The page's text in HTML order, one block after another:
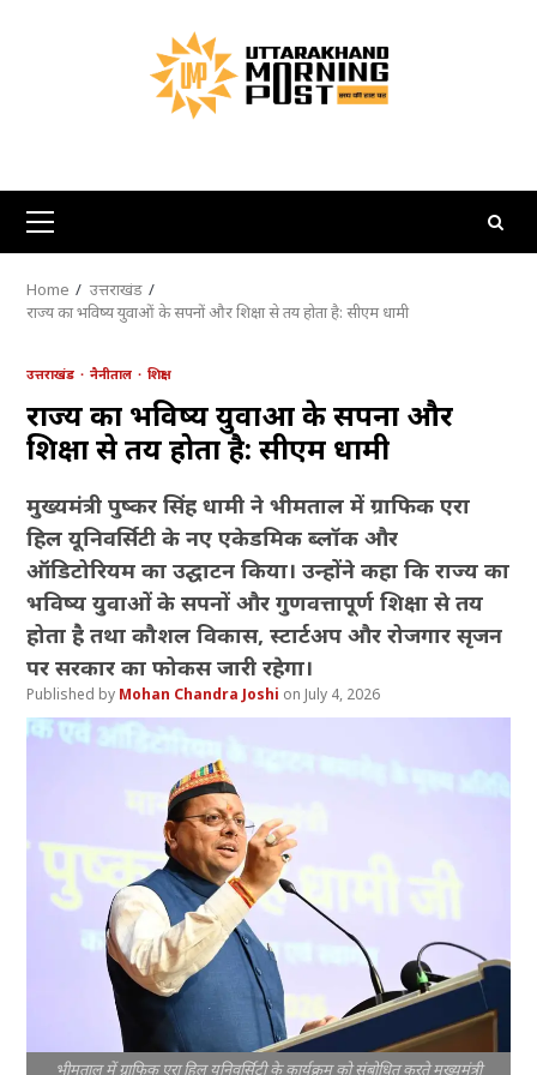
Primary
Menu
Home
उत्तराखंड
राज्य का भविष्य युवाओं के सपनों और शिक्षा से तय होता है: सीएम धामी
उत्तराखंड नैनीताल शिक्षा
राज्य का भविष्य युवाओं के सपनों और
शिक्षा से तय होता है: सीएम धामी
मुख्यमंत्री पुष्कर सिंह धामी ने भीमताल में ग्राफिक एरा
हिल यूनिवर्सिटी के नए एकेडमिक ब्लॉक और
ऑडिटोरियम का उद्घाटन किया। उन्होंने कहा कि राज्य का
भविष्य युवाओं के सपनों और गुणवत्तापूर्ण शिक्षा से तय
होता है तथा कौशल विकास, स्टार्टअप और रोजगार सृजन
पर सरकार का फोकस जारी रहेगा।
Mohan Chandra Joshi July 4, 2026
भीमताल में ग्राफिक एरा हिल यूनिवर्सिटी के कार्यक्रम को संबोधित करते मुख्यमंत्री